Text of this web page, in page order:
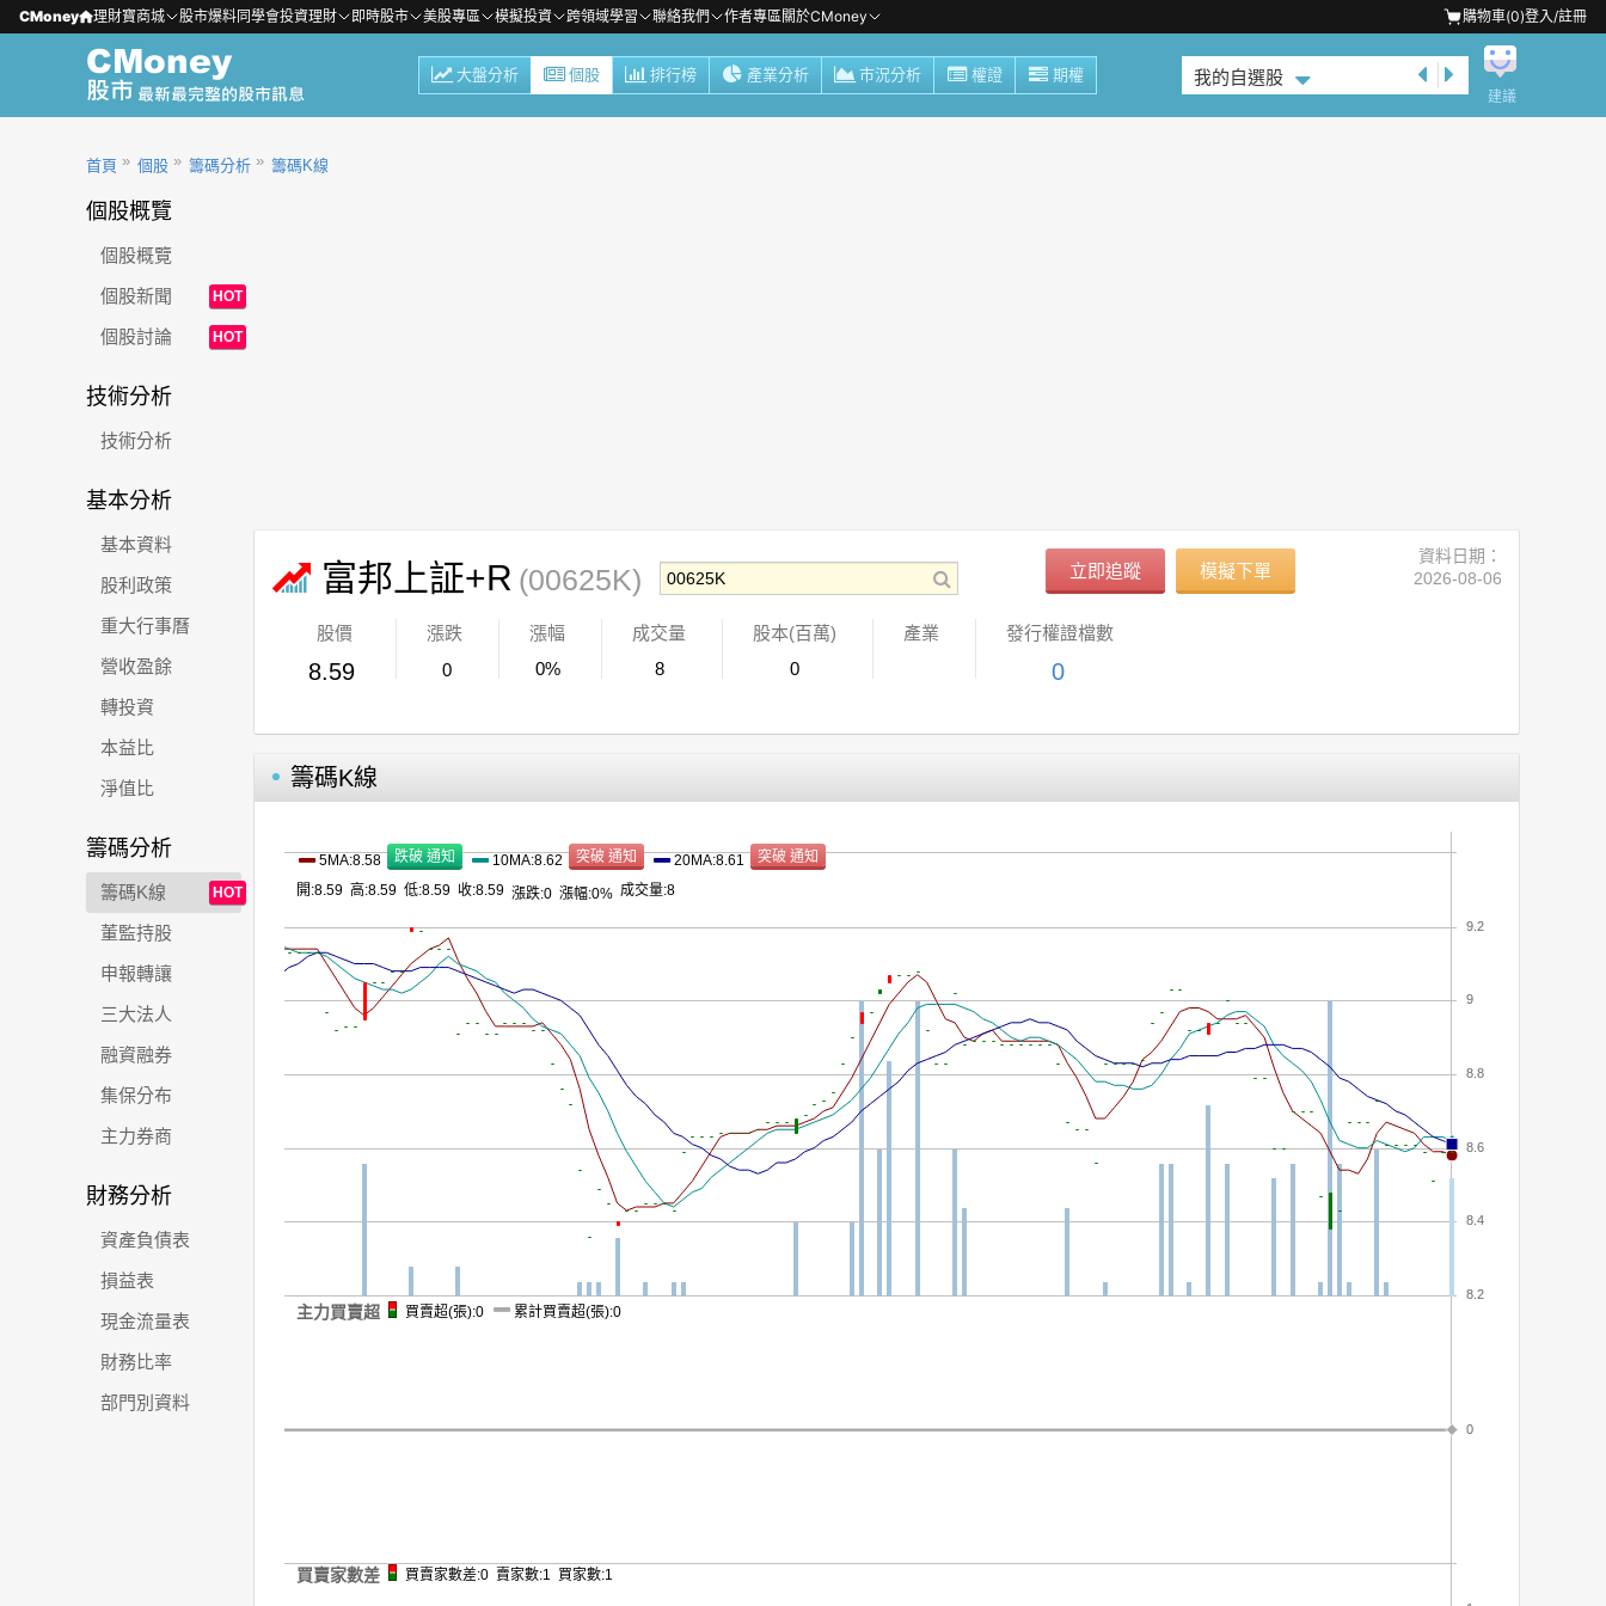
CMoney 理財寶商城 股市爆料同學會投資理財 即時股市 美股專區 模擬投資 跨領域學習 聯絡我們 作者專區關於CMoney 購物車(0)登入/註冊
大盤分析 個股 排行榜 產業分析 市況分析 權證 期權 我的自選股
建議
首頁 個股 籌碼分析 籌碼K線
個股概覽
個股概覽
個股新聞
HOT
個股討論 HOT
技術分析
技術分析
基本分析
基本資料
股利政策
重大行事曆
營收盈餘
轉投資
本益比
淨值比
籌碼分析
籌碼K線 HOT
董監持股
申報轉讓
三大法人
融資融券
集保分布
主力券商
財務分析
資產負債表
損益表
現金流量表
財務比率
部門別資料
富邦上証+R (00625K) 立即追蹤 模擬下單
資料日期：
2026-08-06
股價
8.59
漲跌
0
漲幅
0%
成交量
8
股本(百萬)
0
產業 發行權證檔數
0
籌碼K線
8.2
8.4
8.6
8.8
9
9.2
0
5MA:8.58 10MA:8.62
20MA:8.61
開:8.59 高:8.59 低:8.59 收:8.59 漲跌:0 漲幅:0% 成交量:8
主力買賣超 買賣超(張):0 累計買賣超(張):0
買賣家數差 買賣家數差:0 賣家數:1 買家數:1